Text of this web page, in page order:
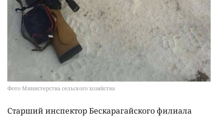
Фото Министерства сельского хозяйства
Старший инспектор Бескарагайского филиала